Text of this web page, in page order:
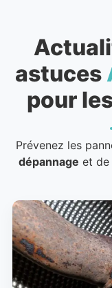
astuces
pour
Prévenez les
dépannage et de